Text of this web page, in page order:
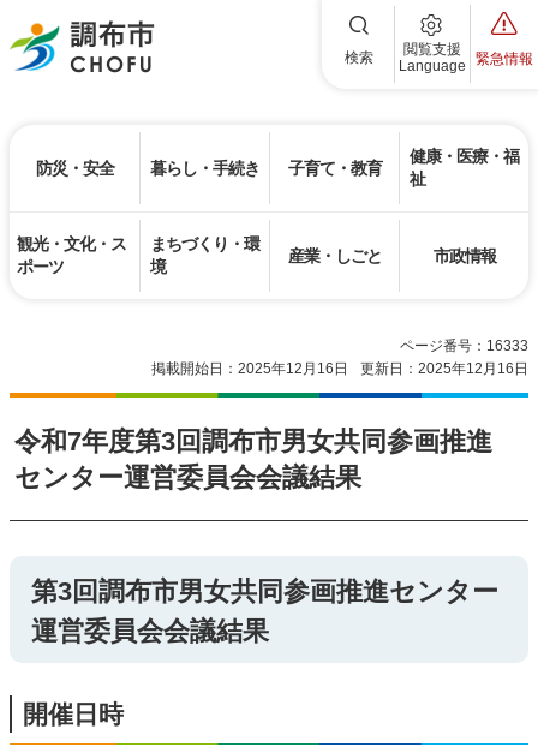
調布市 検索
閲覧支援
Language
緊急情報
防災・安全 暮らし・手続き 子育て・教育
健康・医療・福
祉
観光・文化・ス
ポーツ
まちづくり・環
境
産業・しごと 市政情報
ページ番号：16333
掲載開始日：2025年12月16日
更新日：2025年12月16日
令和7年度第3回調布市男女共同参画推進
センター運営委員会会議結果
第3回調布市男女共同参画推進センター
運営委員会会議結果
開催日時